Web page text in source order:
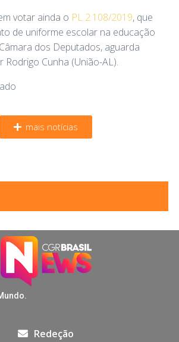
votar ainda o PL 2.108/2019, que
de uniforme escolar na educação
dos Deputados, aguarda
Cunha (União-AL).
mais notícias
Redeção